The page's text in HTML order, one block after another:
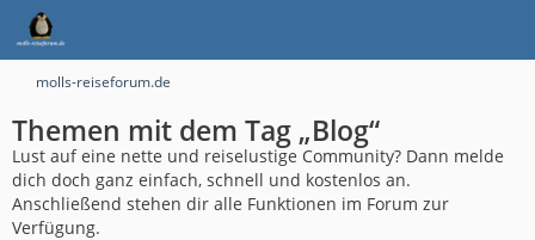
molls-reiseforum.de
Themen mit dem Tag „Blog“
Lust auf eine nette und reiselustige Community? Dann melde
dich doch ganz einfach, schnell und kostenlos an.
Anschließend stehen dir alle Funktionen im Forum zur
Verfügung.